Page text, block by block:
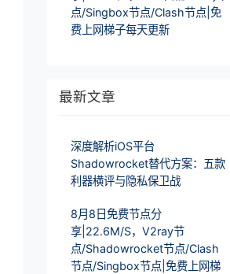
点/Singbox节点/Clash节点|免
费上网梯子每天更新
最新文章
深度解析iOS平台
Shadowrocket替代方案：五款
利器横评与隐私保卫战
8月8日免费节点分
享|22.6M/S，V2ray节
点/Shadowrocket节点/Clash
节点/Singbox节点|免费上网梯